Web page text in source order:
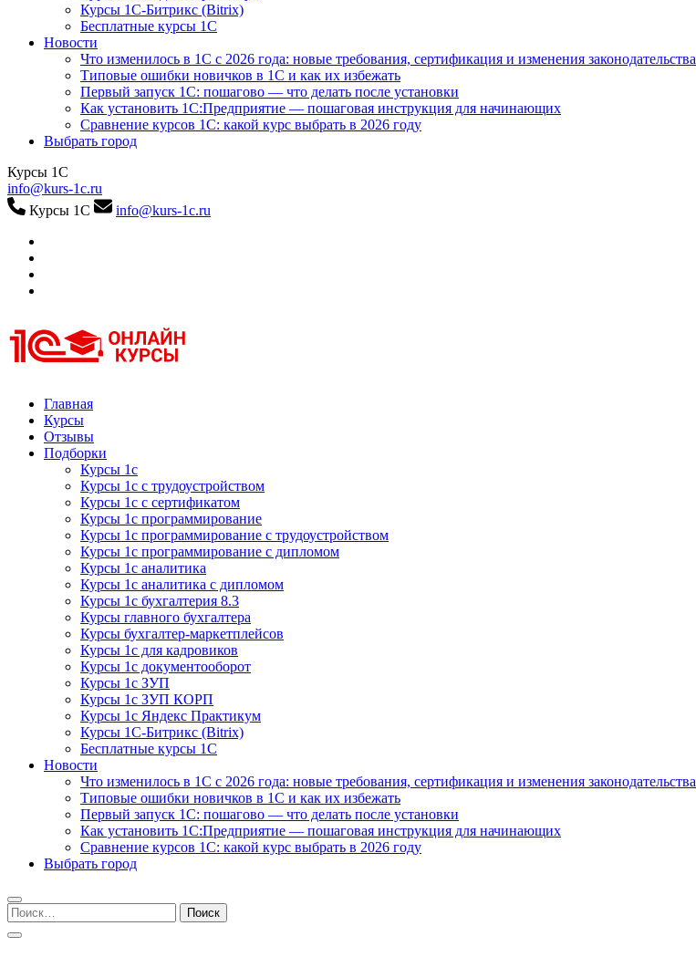
Курсы 1С-Битрикс (Bitrix)
Бесплатные курсы 1С
Новости
Что изменилось в 1С с 2026 года: новые требования, сертификация и изменения законодательства
Типовые ошибки новичков в 1С и как их избежать
Первый запуск 1С: пошагово — что делать после установки
Как установить 1С:Предприятие — пошаговая инструкция для начинающих
Сравнение курсов 1С: какой курс выбрать в 2026 году
Выбрать город
Курсы 1С
info@kurs-1c.ru
Курсы 1С
info@kurs-1c.ru
Курсы 1С
Курсы 1С официальная сертификация
Главная
Курсы
Отзывы
Подборки
Курсы 1с
Курсы 1с с трудоустройством
Курсы 1с с сертификатом
Курсы 1с программирование
Курсы 1с программирование с трудоустройством
Курсы 1с программирование с дипломом
Курсы 1с аналитика
Курсы 1с аналитика с дипломом
Курсы 1с бухгалтерия 8.3
Курсы главного бухгалтера
Курсы бухгалтер-маркетплейсов
Курсы 1с для кадровиков
Курсы 1с документооборот
Курсы 1с ЗУП
Курсы 1с ЗУП КОРП
Курсы 1с Яндекс Практикум
Курсы 1С-Битрикс (Bitrix)
Бесплатные курсы 1С
Новости
Что изменилось в 1С с 2026 года: новые требования, сертификация и изменения законодательства
Типовые ошибки новичков в 1С и как их избежать
Первый запуск 1С: пошагово — что делать после установки
Как установить 1С:Предприятие — пошаговая инструкция для начинающих
Сравнение курсов 1С: какой курс выбрать в 2026 году
Выбрать город
Найти: